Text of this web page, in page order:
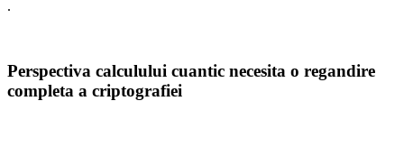
.
Perspectiva calculului cuantic necesita o regandire
completa a criptografiei